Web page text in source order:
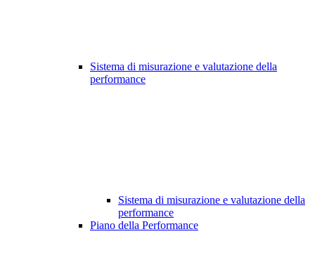
Sistema di misurazione e valutazione della
performance
Sistema di misurazione e valutazione della
performance
Piano della Performance